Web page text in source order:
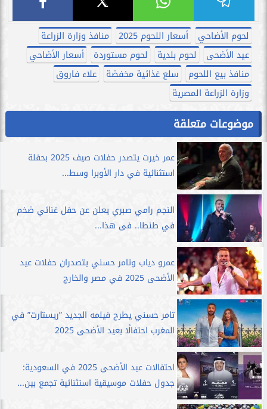
لحوم الأضاحي أسعار اللحوم 2025
منافذ وزارة الزراعة
عيد الأضحى
لحوم بلدية لحوم مستوردة
أسعار الأضاحي
منافذ بيع اللحوم
سلع غذائية مخفضة
علاء فاروق
وزارة الزراعة المصرية
موضوعات متعلقة
عمر خيرت يتصدر حفلات صيف 2025 بحفلة
استثنائية في دار الأوبرا وسط...
النجم رامي صبري يعلن عن حفل غنائي ضخم
في طنطا.. فى هذا...
عمرو دياب وتامر حسني يتصدران حفلات عيد
الأضحى 2025 في مصر والخارج
تامر حسني يطرح فيلمه الجديد ”ريستارت” في
المغرب احتفالًا بعيد الأضحى 2025
احتفالات عيد الأضحى 2025 في السعودية:
جدول حفلات موسيقية استثنائية تجمع بين...